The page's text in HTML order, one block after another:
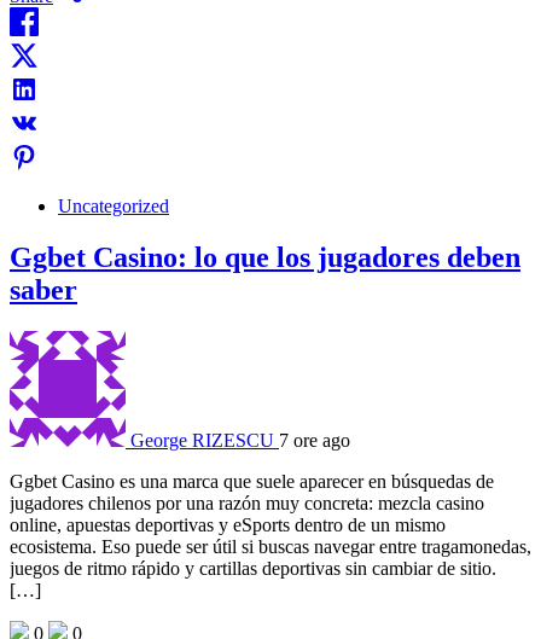
Uncategorized
Ggbet Casino: lo que los jugadores deben
saber
George RIZESCU 7 ore ago
Ggbet Casino es una marca que suele aparecer en búsquedas de
jugadores chilenos por una razón muy concreta: mezcla casino
online, apuestas deportivas y eSports dentro de un mismo
ecosistema. Eso puede ser útil si buscas navegar entre tragamonedas,
juegos de ritmo rápido y cartillas deportivas sin cambiar de sitio.
[…]
0
0